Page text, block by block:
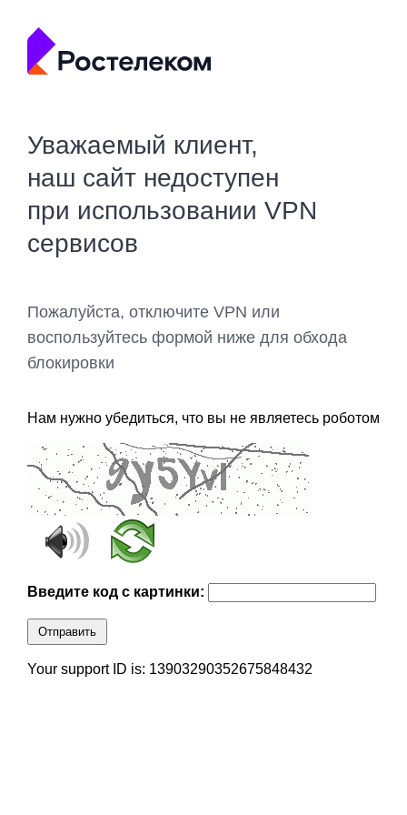
Уважаемый клиент,
наш сайт недоступен
при использовании VPN
сервисов
Пожалуйста, отключите VPN или
воспользуйтесь формой ниже для обхода
блокировки
Нам нужно убедиться, что вы не являетесь роботом
Введите код с картинки:
Отправить
Your support ID is: 13903290352675848432